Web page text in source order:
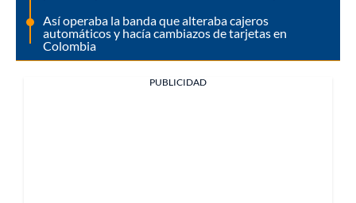
Así operaba la banda que alteraba cajeros
automáticos y hacía cambiazos de tarjetas en
Colombia
PUBLICIDAD